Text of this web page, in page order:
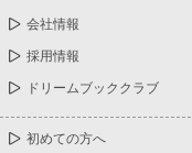
会社情報
採用情報
ドリームブッククラブ
初めての方へ